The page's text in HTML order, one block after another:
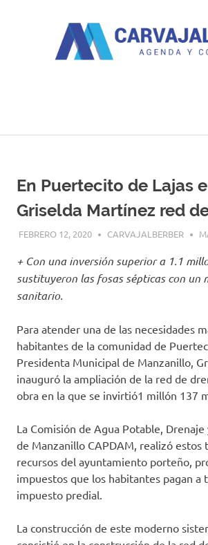
En Puertecito de Lajas
Griselda Martínez red
FEBRERO 12, 2020 CARVAJALBERBER
+ Con una inversión superior a 1.1
sustituyeron las fosas sépticas con un
sanitario.
Para atender una de las necesidades
habitantes de la comunidad de
Presidenta Municipal de Manzanillo,
inauguró la ampliación de la red de
obra en la que se invirtió1 millón 137
La Comisión de Agua Potable,
de Manzanillo CAPDAM, realizó estos
recursos del ayuntamiento porteño,
impuestos que los habitantes pagan a
impuesto predial.
La construcción de este moderno